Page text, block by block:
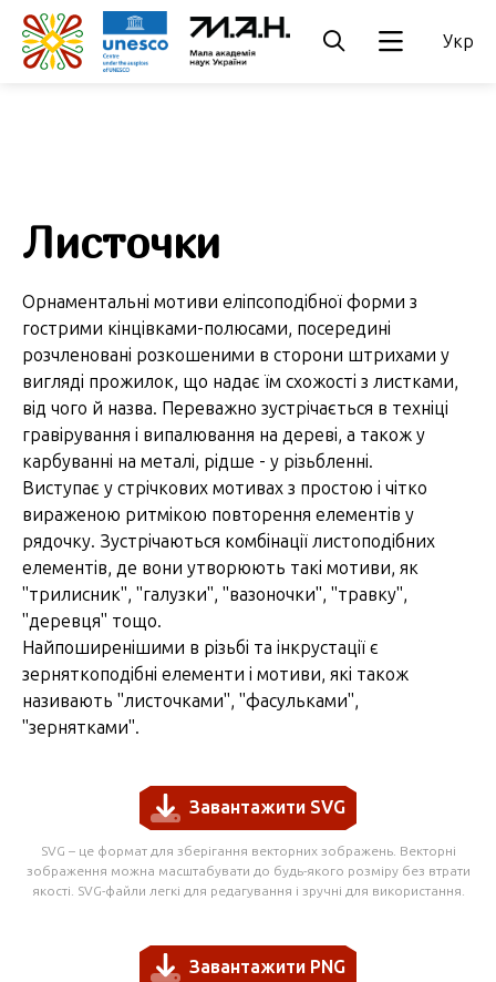
Укр
Листочки
Орнаментальні мотиви еліпсоподібної форми з
гострими кінцівками-полюсами, посередині
розчленовані розкошеними в сторони штрихами у
вигляді прожилок, що надає їм схожості з листками,
від чого й назва. Переважно зустрічається в техніці
гравірування і випалювання на дереві, а також у
карбуванні на металі, рідше - у різьбленні.
Виступає у стрічкових мотивах з простою і чітко
вираженою ритмікою повторення елементів у
рядочку. Зустрічаються комбінації листоподібних
елементів, де вони утворюють такі мотиви, як
"трилисник", "галузки", "вазоночки", "травку",
"деревця" тощо.
Найпоширенішими в різьбі та інкрустації є
зерняткоподібні елементи і мотиви, які також
називають "листочками", "фасульками",
"зернятками".
Завантажити SVG
SVG – це формат для зберігання векторних зображень. Векторні
зображення можна масштабувати до будь-якого розміру без втрати
якості. SVG-файли легкі для редагування і зручні для використання.
Завантажити PNG